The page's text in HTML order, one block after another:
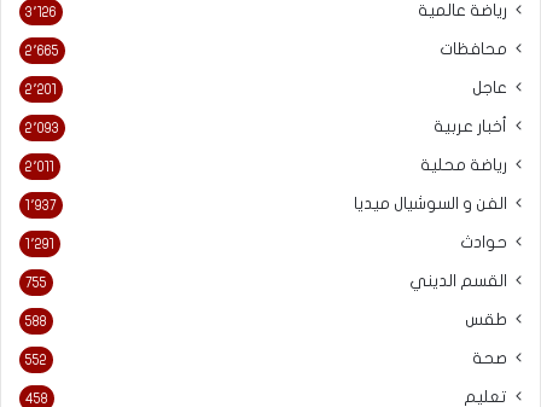
رياضة عالمية 3٬126
محافظات 2٬665
عاجل 2٬201
أخبار عربية 2٬093
رياضة محلية 2٬011
الفن و السوشيال ميديا 1٬937
حوادث 1٬291
القسم الديني 755
طقس 588
صحة 552
تعليم 458